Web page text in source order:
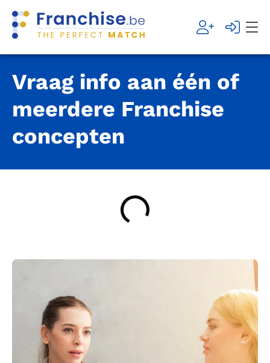
Vraag info aan één of
meerdere Franchise
concepten